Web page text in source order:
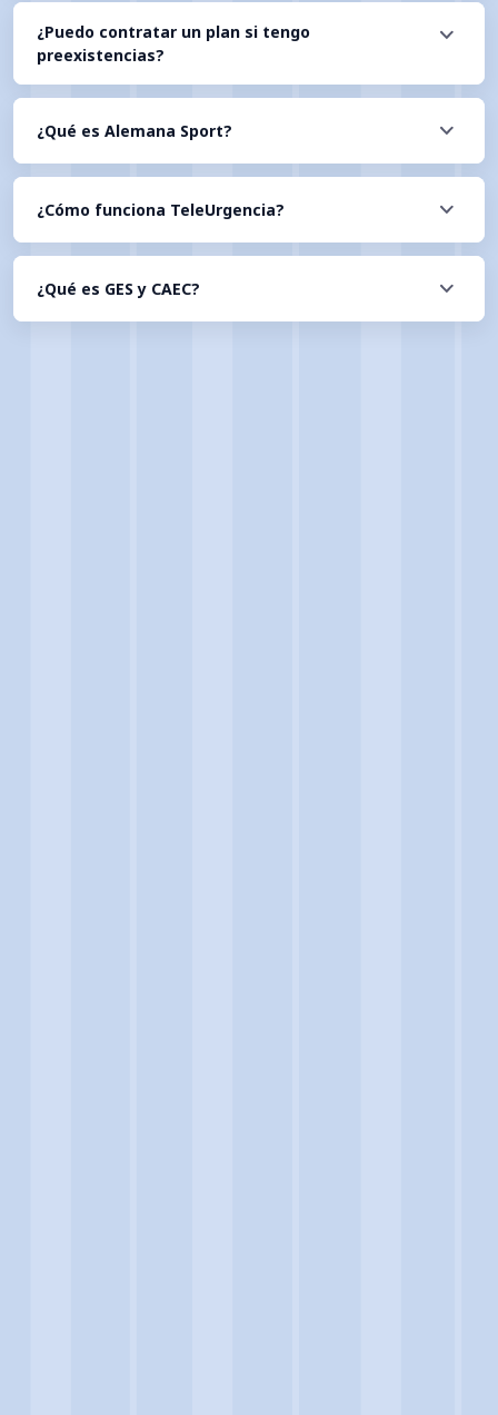
¿Puedo contratar un plan si tengo
preexistencias?
¿Qué es Alemana Sport?
¿Cómo funciona TeleUrgencia?
¿Qué es GES y CAEC?